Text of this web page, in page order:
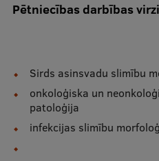
Pētniecības datu
RSU zinātnes portāls
Zinātnes ietekme
Pētniecības darbības
Sirds asinsvadu slimību
onkoloģiska un
patoloģija
infekcijas slimību